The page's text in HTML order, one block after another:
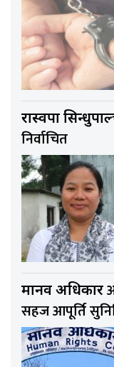
रास्वपा
निर्वाचित
मानव अधिकार
सहज आपूर्ति